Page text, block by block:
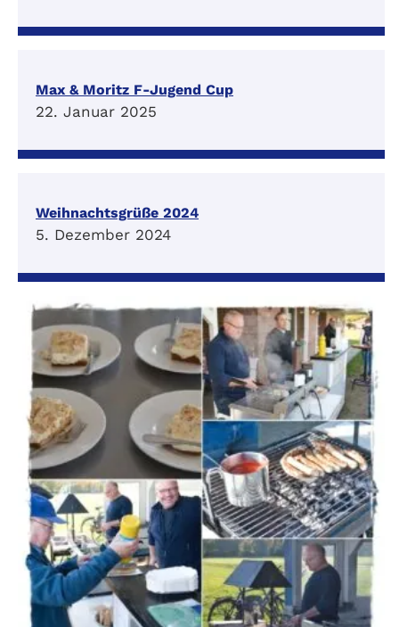
Max & Moritz F-Jugend Cup
22. Januar 2025
Weihnachtsgrüße 2024
5. Dezember 2024